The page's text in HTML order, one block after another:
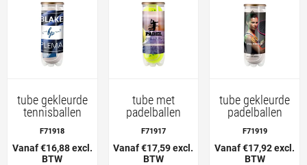
tube gekleurde
tennisballen
F71918
Vanaf €16,88 excl.
BTW
tube met
padelballen
F71917
Vanaf €17,59 excl.
BTW
tube gekleurde
padelballen
F71919
Vanaf €17,92 excl.
BTW